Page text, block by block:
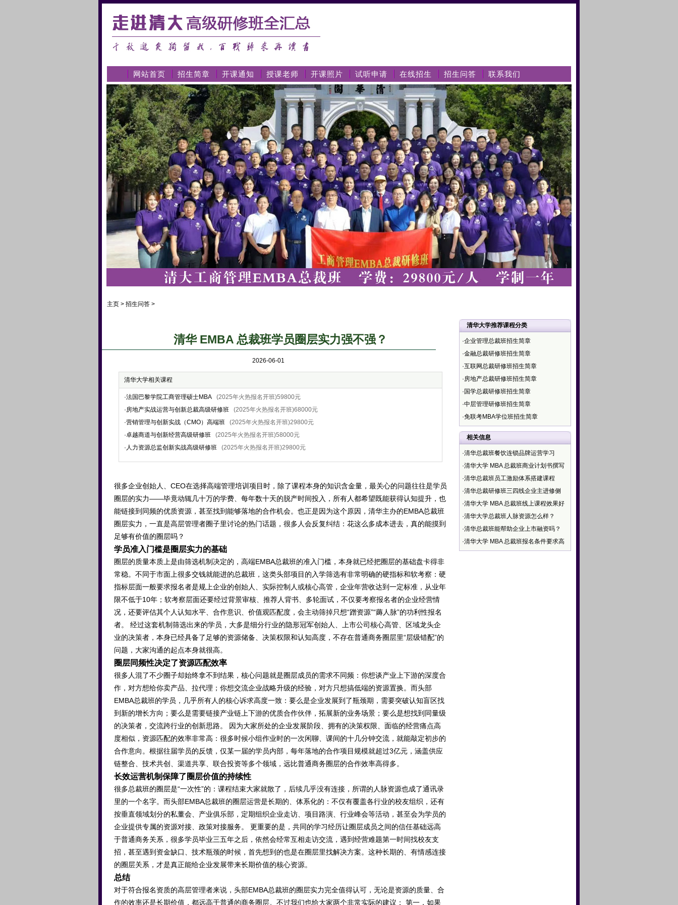
网站首页 招生简章 开课通知 授课老师 开课照片 试听申请 在线招生 招生问答 联系我们
主页 > 招生问答 >
清华 EMBA 总裁班学员圈层实力强不强？
2026-06-01
清华大学相关课程
·法国巴黎学院工商管理硕士MBA
(2025年火热报名开班)59800元
·房地产实战运营与创新总裁高级研修班
(2025年火热报名开班)68000元
·营销管理与创新实战（CMO）高端班
(2025年火热报名开班)29800元
·卓越商道与创新经营高级研修班
(2025年火热报名开班)58000元
· 人力资源总监创新实战高级研修班 (2025年火热报名开班)29800元
很多企业创始人、CEO在选择高端管理培训项目时，除了课程本身的知识含金量，最关心的问题往往是学员
圈层的实力——毕竟动辄几十万的学费、每年数十天的脱产时间投入，所有人都希望既能获得认知提升，也
能链接到同频的优质资源，甚至找到能够落地的合作机会。也正是因为这个原因，清华主办的EMBA总裁班
圈层实力，一直是高层管理者圈子里讨论的热门话题，很多人会反复纠结：花这么多成本进去，真的能摸到
足够有价值的圈层吗？
学员准入门槛是圈层实力的基础
圈层的质量本质上是由筛选机制决定的，高端EMBA总裁班的准入门槛，本身就已经把圈层的基础盘卡得非
常稳。不同于市面上很多交钱就能进的总裁班，这类头部项目的入学筛选有非常明确的硬指标和软考察：硬
指标层面一般要求报名者是规上企业的创始人、实际控制人或核心高管，企业年营收达到一定标准，从业年
限不低于10年；软考察层面还要经过背景审核、推荐人背书、多轮面试，不仅要考察报名者的企业经营情
况，还要评估其个人认知水平、合作意识、价值观匹配度，会主动筛掉只想“蹭资源”“薅人脉”的功利性报名
者。 经过这套机制筛选出来的学员，大多是细分行业的隐形冠军创始人、上市公司核心高管、区域龙头企
业的决策者，本身已经具备了足够的资源储备、决策权限和认知高度，不存在普通商务圈层里“层级错配”的
问题，大家沟通的起点本身就很高。
圈层同频性决定了资源匹配效率
很多人混了不少圈子却始终拿不到结果，核心问题就是圈层成员的需求不同频：你想谈产业上下游的深度合
作，对方想给你卖产品、拉代理；你想交流企业战略升级的经验，对方只想搞低端的资源置换。而头部
EMBA总裁班的学员，几乎所有人的核心诉求高度一致：要么是企业发展到了瓶颈期，需要突破认知盲区找
到新的增长方向；要么是需要链接产业链上下游的优质合作伙伴，拓展新的业务场景；要么是想找到同量级
的决策者，交流跨行业的创新思路。 因为大家所处的企业发展阶段、拥有的决策权限、面临的经营痛点高
度相似，资源匹配的效率非常高：很多时候小组作业时的一次闲聊、课间的十几分钟交流，就能敲定初步的
合作意向。根据往届学员的反馈，仅某一届的学员内部，每年落地的合作项目规模就超过3亿元，涵盖供应
链整合、技术共创、渠道共享、联合投资等多个领域，远比普通商务圈层的合作效率高得多。
长效运营机制保障了圈层价值的持续性
很多总裁班的圈层是“一次性”的：课程结束大家就散了，后续几乎没有连接，所谓的人脉资源也成了通讯录
里的一个名字。而头部EMBA总裁班的圈层运营是长期的、体系化的：不仅有覆盖各行业的校友组织，还有
按垂直领域划分的私董会、产业俱乐部，定期组织企业走访、项目路演、行业峰会等活动，甚至会为学员的
企业提供专属的资源对接、政策对接服务。 更重要的是，共同的学习经历让圈层成员之间的信任基础远高
于普通商务关系，很多学员毕业三五年之后，依然会经常互相走访交流，遇到经营难题第一时间找校友支
招，甚至遇到资金缺口、技术瓶颈的时候，首先想到的也是在圈层里找解决方案。这种长期的、有情感连接
的圈层关系，才是真正能给企业发展带来长期价值的核心资源。
总结
对于符合报名资质的高层管理者来说，头部EMBA总裁班的圈层实力完全值得认可，无论是资源的质量、合
作的效率还是长期价值，都远高于普通的商务圈层。不过我们也给大家两个非常实际的建议： 第一，如果
清华大学推荐课程分类
·企业管理总裁班招生简章
·金融总裁研修班招生简章
·互联网总裁研修班招生简章
·房地产总裁研修班招生简章
·国学总裁研修班招生简章
·中层管理研修班招生简章
·免联考MBA学位班招生简章
相关信息
·清华总裁班餐饮连锁品牌运营学习
·清华大学 MBA 总裁班商业计划书撰写
·清华总裁班员工激励体系搭建课程
·清华总裁研修班三四线企业主进修侧
·清华大学 MBA 总裁班线上课程效果好
·清华大学总裁班人脉资源怎么样？
·清华总裁班能帮助企业上市融资吗？
·清华大学 MBA 总裁班报名条件要求高